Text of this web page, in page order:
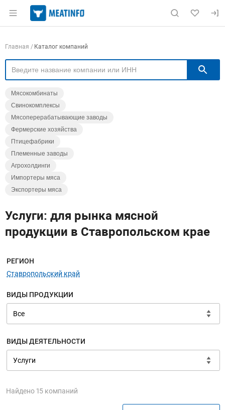
Раздел навигации по сайту meatinfo.ru
Навигация по компаниям
Главная Каталог компаний
Мясокомбинаты
Свинокомплексы
Мясоперерабатывающие заводы
Фермерские хозяйства
Птицефабрики
Племенные заводы
Агрохолдинги
Импортеры мяса
Экспортеры мяса
Услуги: для рынка мясной
продукции в Ставропольском крае
Меню навигации
РЕГИОН
Ставропольский край
ВИДЫ ПРОДУКЦИИ
ВИДЫ ДЕЯТЕЛЬНОСТИ
Найдено 15 компаний